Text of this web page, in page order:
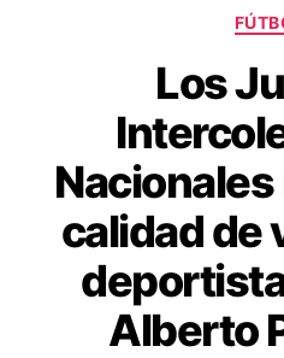
Los
calidad de
Alberto